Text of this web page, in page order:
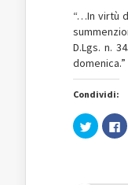
“…In virtù
D.Lgs. n.
domenica.”
Condividi:
Fai
clic